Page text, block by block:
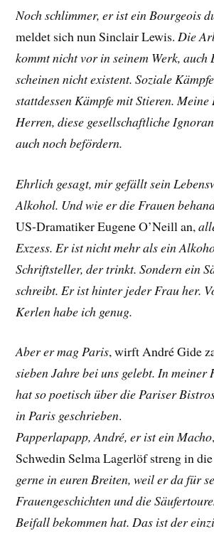
Noch schlimmer, er ist ein Bourgeois
meldet sich nun Sinclair Lewis.Die
kommt nicht vor in seinem Werk, auch
scheinen nicht existent. Soziale
stattdessen Kämpfe mit Stieren. Meine
Herren, diese gesellschaftliche
auch noch befördern.
Ehrlich gesagt, mir gefällt sein
Alkohol. Und wie er die Frauen
US-DramatikerEugene O’Neillan,
Exzess. Er ist nicht mehr als ein
Schriftsteller, der trinkt. Sondern ein
schreibt. Er ist hinter jeder Frau her.
Kerlen habe ich genug.
Aber er mag Paris, wirft André Gide
sieben Jahre bei uns gelebt. In
hat so poetisch über die Pariser
in Paris geschrieben.
Papperlapapp, André, er ist ein Macho
SchwedinSelma Lagerlöf strengin
gerne in euren Breiten, weil er da für
Frauengeschichten und die
Beifall bekommen hat. Das ist der